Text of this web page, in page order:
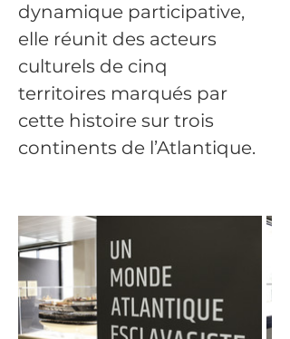
dynamique participative,
elle réunit des acteurs
culturels de cinq
territoires marqués par
cette histoire sur trois
continents de l’Atlantique.